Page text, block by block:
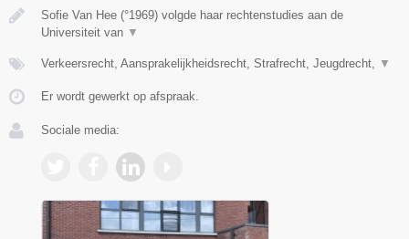
Sofie Van Hee (°1969) volgde haar rechtenstudies aan de
Universiteit van ▼
Verkeersrecht, Aansprakelijkheidsrecht, Strafrecht, Jeugdrecht, ▼
Er wordt gewerkt op afspraak.
Sociale media: